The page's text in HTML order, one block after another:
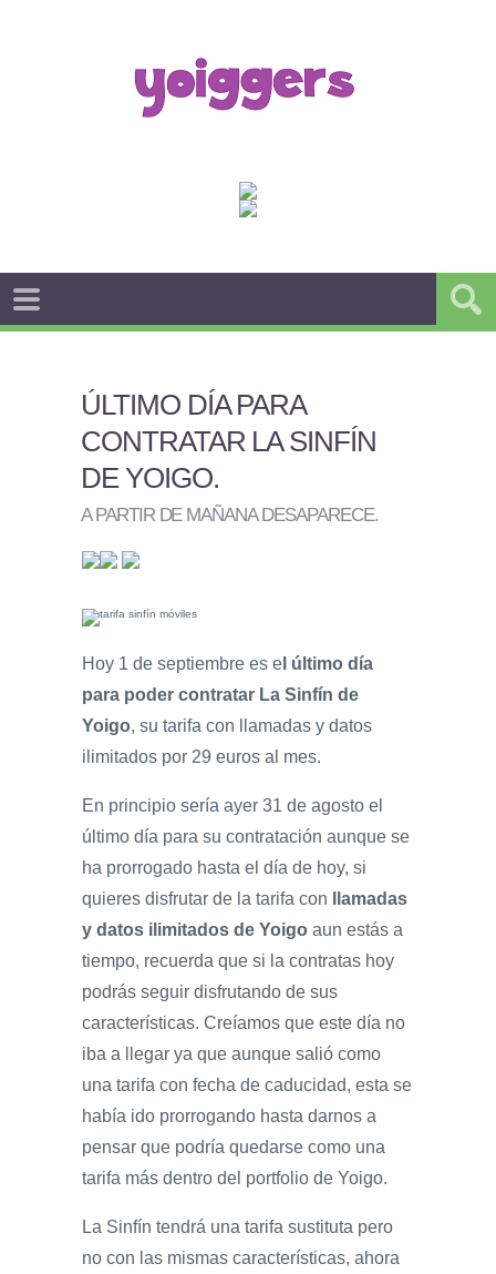
ÚLTIMO DÍA PARA
CONTRATAR LA SINFÍN
DE YOIGO.
A PARTIR DE MAÑANA DESAPARECE.
Hoy 1 de septiembre es e l último día
para poder contratar La Sinfín de
Yoigo, su tarifa con llamadas y datos
ilimitados por 29 euros al mes.
En principio sería ayer 31 de agosto el
último día para su contratación aunque se
ha prorrogado hasta el día de hoy, si
quieres disfrutar de la tarifa con
llamadas
y datos ilimitados de Yoigo aun estás a
tiempo, recuerda que si la contratas hoy
podrás seguir disfrutando de sus
características. Creíamos que este día no
iba a llegar ya que aunque salió como
una tarifa con fecha de caducidad, esta se
había ido prorrogando hasta darnos a
pensar que podría quedarse como una
tarifa más dentro del portfolio de Yoigo.
La Sinfín tendrá una tarifa sustituta pero
no con las mismas características, ahora